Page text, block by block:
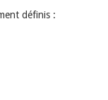
définis :